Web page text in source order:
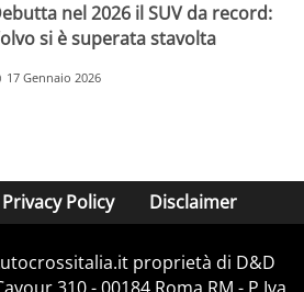
nel 2026 il SUV da record:
si è superata stavolta
17 Gennaio 2026
Privacy Policy Disclaimer
proprietà di D&D